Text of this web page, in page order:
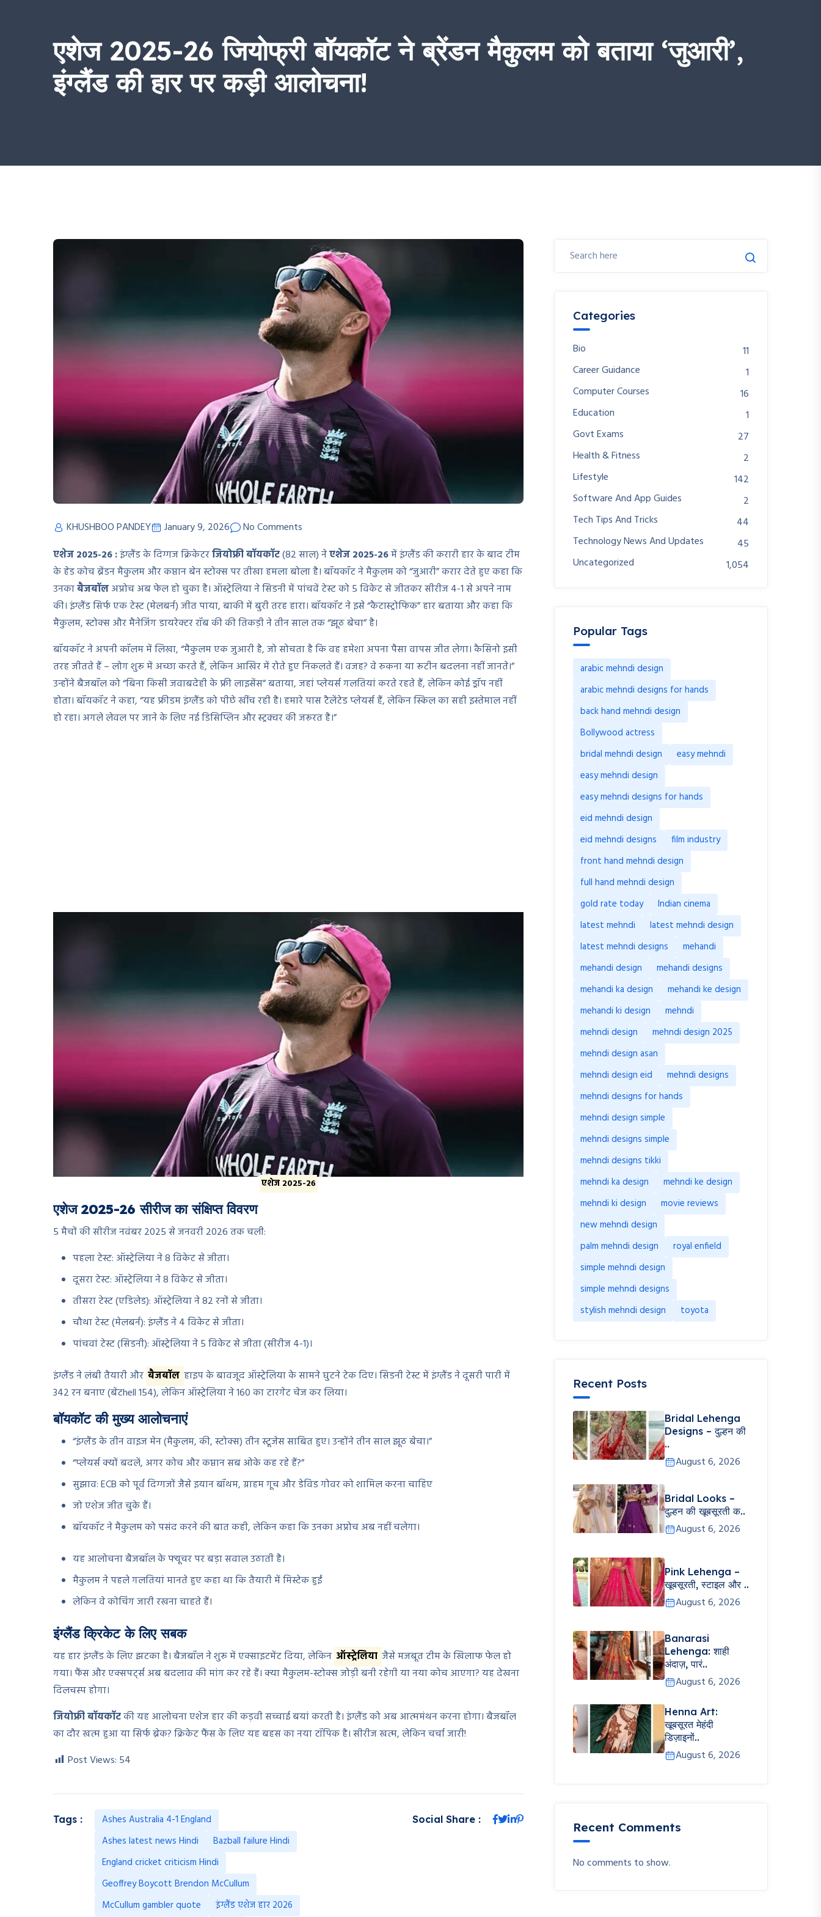
एशेज 2025-26 जियोफ्री बॉयकॉट ने ब्रेंडन मैकुलम को बताया ‘जुआरी’,
इंग्लैंड की हार पर कड़ी आलोचना!
KHUSHBOO PANDEY January 9, 2026
No Comments
एशेज 2025-26 :इंग्लैंड के दिग्गज क्रिकेटरजियोफ्री बॉयकॉट(82 साल) नेएशेज 2025-26में इंग्लैंड की करारी हार के बाद टीम
के हेड कोच ब्रेंडन मैकुलम और कप्तान बेन स्टोक्स पर तीखा हमला बोला है। बॉयकॉट ने मैकुलम को “जुआरी” करार देते हुए कहा कि
उनकाबैजबॉलअप्रोच अब फेल हो चुका है। ऑस्ट्रेलिया ने सिडनी में पांचवें टेस्ट को 5 विकेट से जीतकर सीरीज 4-1 से अपने नाम
की। इंग्लैंड सिर्फ एक टेस्ट (मेलबर्न) जीत पाया, बाकी में बुरी तरह हारा। बॉयकॉट ने इसे “कैटास्ट्रोफिक” हार बताया और कहा कि
मैकुलम, स्टोक्स और मैनेजिंग डायरेक्टर रॉब की की तिकड़ी ने तीन साल तक “झूठ बेचा” है।
बॉयकॉट ने अपनी कॉलम में लिखा, “मैकुलम एक जुआरी है, जो सोचता है कि वह हमेशा अपना पैसा वापस जीत लेगा। कैसिनो इसी
तरह जीतते हैं – लोग शुरू में अच्छा करते हैं, लेकिन आखिर में रोते हुए निकलते हैं। वजह? वे रुकना या रूटीन बदलना नहीं जानते।”
उन्होंने बैजबॉल को “बिना किसी जवाबदेही के फ्री लाइसेंस” बताया, जहां प्लेयर्स गलतियां करते रहते हैं, लेकिन कोई ड्रॉप नहीं
होता। बॉयकॉट ने कहा, “यह फ्रीडम इंग्लैंड को पीछे खींच रही है। हमारे पास टैलेंटेड प्लेयर्स हैं, लेकिन स्किल का सही इस्तेमाल नहीं
हो रहा। अगले लेवल पर जाने के लिए नई डिसिप्लिन और स्ट्रक्चर की जरूरत है।”
एशेज 2025-26
एशेज 2025-26 सीरीज का संक्षिप्त विवरण
5 मैचों की सीरीज नवंबर 2025 से जनवरी 2026 तक चली:
पहला टेस्ट: ऑस्ट्रेलिया ने 8 विकेट से जीता।
दूसरा टेस्ट: ऑस्ट्रेलिया ने 8 विकेट से जीता।
तीसरा टेस्ट (एडिलेड): ऑस्ट्रेलिया ने 82 रनों से जीता।
चौथा टेस्ट (मेलबर्न): इंग्लैंड ने 4 विकेट से जीता।
पांचवां टेस्ट (सिडनी): ऑस्ट्रेलिया ने 5 विकेट से जीता (सीरीज 4-1)।
इंग्लैंड ने लंबी तैयारी और बैजबॉल हाइप के बावजूद ऑस्ट्रेलिया के सामने घुटने टेक दिए। सिडनी टेस्ट में इंग्लैंड ने दूसरी पारी में
342 रन बनाए (बेटhell 154), लेकिन ऑस्ट्रेलिया ने 160 का टारगेट चेज कर लिया।
बॉयकॉट की मुख्य आलोचनाएं
“इंग्लैंड के तीन वाइज मेन (मैकुलम, की, स्टोक्स) तीन स्टूजेस साबित हुए। उन्होंने तीन साल झूठ बेचा।”
“प्लेयर्स क्यों बदलें, अगर कोच और कप्तान सब ओके कह रहे हैं?”
सुझाव: ECB को पूर्व दिग्गजों जैसे इयान बॉथम, ग्राहम गूच और डेविड गोवर को शामिल करना चाहिए
जो एशेज जीत चुके हैं।
बॉयकॉट ने मैकुलम को पसंद करने की बात कही, लेकिन कहा कि उनका अप्रोच अब नहीं चलेगा।
यह आलोचना बैजबॉल के फ्यूचर पर बड़ा सवाल उठाती है।
मैकुलम ने पहले गलतियां मानते हुए कहा था कि तैयारी में मिस्टेक हुईं
लेकिन वे कोचिंग जारी रखना चाहते हैं।
इंग्लैंड क्रिकेट के लिए सबक
यह हार इंग्लैंड के लिए झटका है। बैजबॉल ने शुरू में एक्साइटमेंट दिया, लेकिन ऑस्ट्रेलिया जैसे मजबूत टीम के खिलाफ फेल हो
गया। फैंस और एक्सपर्ट्स अब बदलाव की मांग कर रहे हैं। क्या मैकुलम-स्टोक्स जोड़ी बनी रहेगी या नया कोच आएगा? यह देखना
दिलचस्प होगा।
जियोफ्री बॉयकॉटकी यह आलोचना एशेज हार की कड़वी सच्चाई बयां करती है। इंग्लैंड को अब आत्ममंथन करना होगा। बैजबॉल
का दौर खत्म हुआ या सिर्फ ब्रेक? क्रिकेट फैंस के लिए यह बहस का नया टॉपिक है। सीरीज खत्म, लेकिन चर्चा जारी!
Post Views: 54
Tags :
Ashes Australia 4-1 England
Ashes latest news Hindi
Bazball failure Hindi
England cricket criticism Hindi
Geoffrey Boycott Brendon McCullum
McCullum gambler quote
इंग्लैंड एशेज हार 2026
Social Share :
Categories
Bio
11
Career Guidance
1
Computer Courses
16
Education
1
Govt Exams
27
Health & Fitness
2
Lifestyle
142
Software And App Guides
2
Tech Tips And Tricks
44
Technology News And Updates
45
Uncategorized
1,054
Popular Tags
arabic mehndi design
arabic mehndi designs for hands
back hand mehndi design
Bollywood actress
bridal mehndi design
easy mehndi
easy mehndi design
easy mehndi designs for hands
eid mehndi design
eid mehndi designs
film industry
front hand mehndi design
full hand mehndi design
gold rate today
Indian cinema
latest mehndi
latest mehndi design
latest mehndi designs
mehandi
mehandi design
mehandi designs
mehandi ka design
mehandi ke design
mehandi ki design
mehndi
mehndi design
mehndi design 2025
mehndi design asan
mehndi design eid
mehndi designs
mehndi designs for hands
mehndi design simple
mehndi designs simple
mehndi designs tikki
mehndi ka design
mehndi ke design
mehndi ki design
movie reviews
new mehndi design
palm mehndi design
royal enfield
simple mehndi design
simple mehndi designs
stylish mehndi design
toyota
Recent Posts
Bridal Lehenga
Designs – दुल्हन की
..
August 6, 2026
Bridal Looks –
दुल्हन की खूबसूरती क..
August 6, 2026
Pink Lehenga –
खूबसूरती, स्टाइल और ..
August 6, 2026
Banarasi
Lehenga: शाही
अंदाज़, पारं..
August 6, 2026
Henna Art:
खूबसूरत मेहंदी
डिज़ाइनों..
August 6, 2026
Recent Comments
No comments to show.